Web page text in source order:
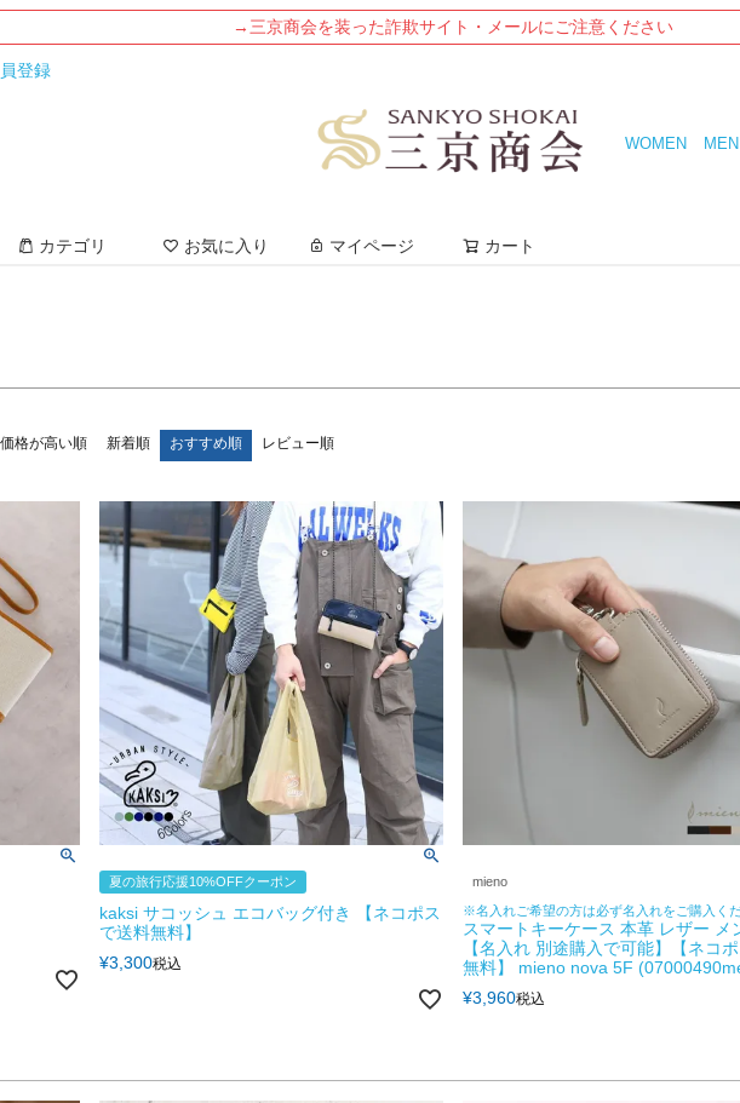
→三京商会を装った詐欺サイト・メールにご注意ください
登録
WOMEN MEN
カテゴリ お気に入り マイページ カート
) L(11号)
価格が高い順 新着順 おすすめ順 レビュー順
夏の旅行応援10%OFFクーポン
kaksi サコッシュ エコバッグ付き 【ネコポス
で送料無料】
¥3,300税込
mieno
※名入れご希望の方は必ず名入れをご購入く
スマートキーケース 本革 レザー メ
【名入れ 別途購入で可能】【ネコ
無料】 mieno nova 5F
¥3,960税込